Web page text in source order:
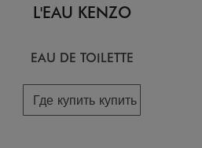
L'EAU KENZO
EAU DE TOILETTE
Где купить купить